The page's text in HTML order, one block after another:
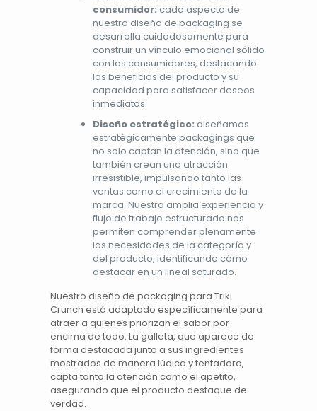
consumidor: cada aspecto de
nuestro diseño de packaging se
desarrolla cuidadosamente para
construir un vínculo emocional sólido
con los consumidores, destacando
los beneficios del producto y su
capacidad para satisfacer deseos
inmediatos.
Diseño estratégico: diseñamos
estratégicamente packagings que
no solo captan la atención, sino que
también crean una atracción
irresistible, impulsando tanto las
ventas como el crecimiento de la
marca. Nuestra amplia experiencia y
flujo de trabajo estructurado nos
permiten comprender plenamente
las necesidades de la categoría y
del producto, identificando cómo
destacar en un lineal saturado.
Nuestro diseño de packaging paraTriki
Crunch está adaptado específicamente para
atraer a quienes priorizan el sabor por
encima de todo. La galleta, que aparece de
forma destacada junto a sus ingredientes
mostrados de manera lúdica y tentadora,
capta tanto la atención como el apetito,
asegurando que el producto destaque de
verdad.